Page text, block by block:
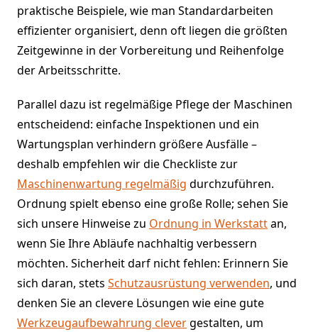
praktische Beispiele, wie man Standardarbeiten
effizienter organisiert, denn oft liegen die größten
Zeitgewinne in der Vorbereitung und Reihenfolge
der Arbeitsschritte.
Parallel dazu ist regelmäßige Pflege der Maschinen
entscheidend: einfache Inspektionen und ein
Wartungsplan verhindern größere Ausfälle –
deshalb empfehlen wir die Checkliste zur
Maschinenwartung regelmäßig durchzuführen.
Ordnung spielt ebenso eine große Rolle; sehen Sie
sich unsere Hinweise zu Ordnung in Werkstattan,
wenn Sie Ihre Abläufe nachhaltig verbessern
möchten. Sicherheit darf nicht fehlen: Erinnern Sie
sich daran, stets Schutzausrüstung verwenden, und
denken Sie an clevere Lösungen wie eine gute
Werkzeugaufbewahrung clevergestalten, um